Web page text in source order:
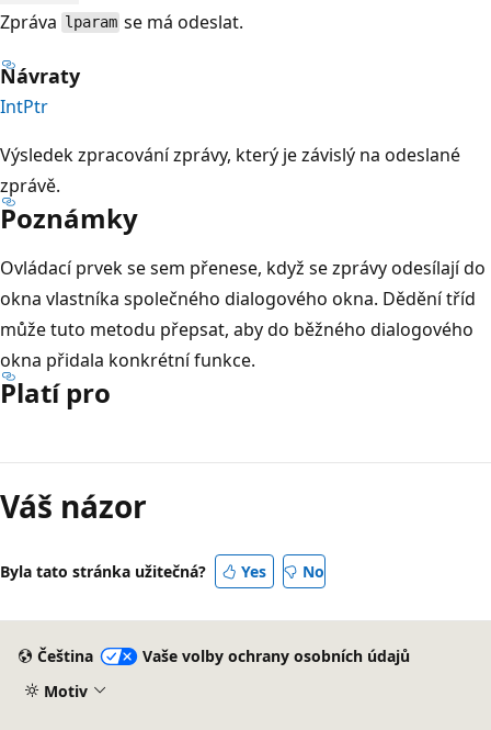
Zpráva lparam se má odeslat.
Návraty
IntPtr
Výsledek zpracování zprávy, který je závislý na odeslané
zprávě.
Poznámky
Ovládací prvek se sem přenese, když se zprávy odesílají do
okna vlastníka společného dialogového okna. Dědění tříd
může tuto metodu přepsat, aby do běžného dialogového
okna přidala konkrétní funkce.
Platí pro
čtení
zakázán
Váš názor
Byla tato stránka užitečná? Yes No
Čeština
Vaše volby ochrany osobních údajů
Motiv